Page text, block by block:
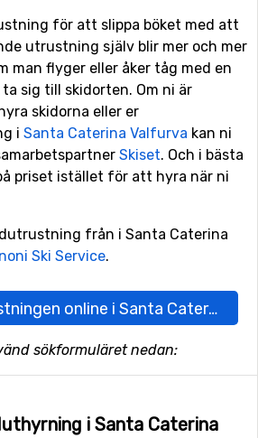
för att slippa böket med att
utrustning själv blir mer och mer
man flyger eller åker tåg med en
sig till skidorten. Om ni är
skidorna eller er
i Santa Caterina Valfurva kan ni
Skiset. Och i bästa
priset istället för att hyra när ni
från i Santa Caterina
Ski Service.
Boka skidutrustningen online i Santa Caterina Valfurva här
sökformuläret nedan:
i Santa Caterina